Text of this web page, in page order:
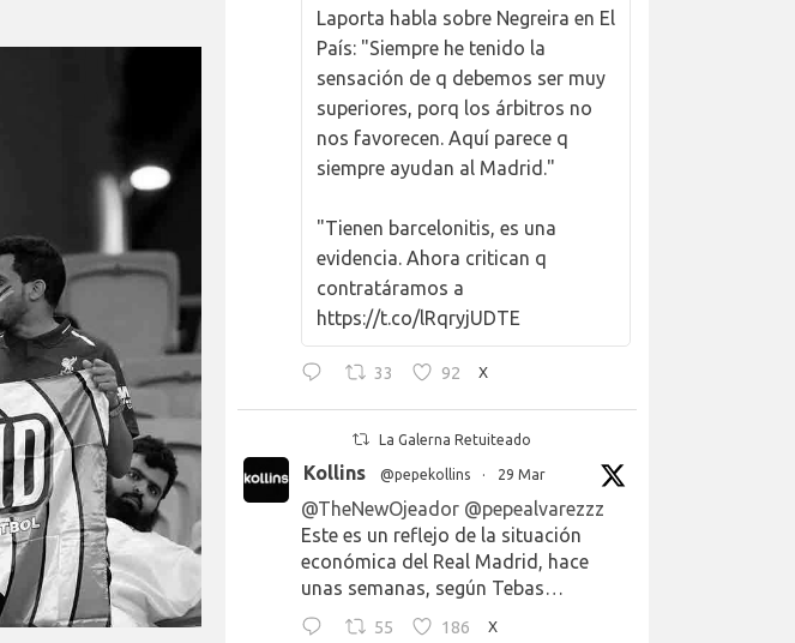
Laporta habla sobre Negreira en El
País: "Siempre he tenido la
sensación de q debemos ser muy
superiores, porq los árbitros no
nos favorecen. Aquí parece q
siempre ayudan al Madrid."
"Tienen barcelonitis, es una
evidencia. Ahora critican q
contratáramos a
https://t.co/lRqryjUDTE
33 92 X
La Galerna Retuiteado
Kollins @pepekollins · 29 Mar
@TheNewOjeador @pepealvarezzz
Este es un reflejo de la situación
económica del Real Madrid, hace
unas semanas, según Tebas…
55 186 X